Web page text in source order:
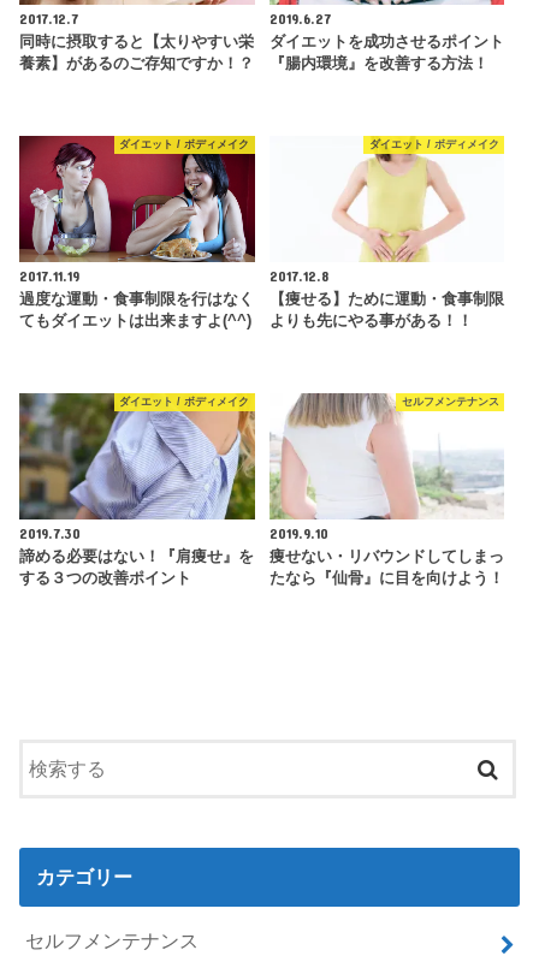
2017.12.7
同時に摂取すると【太りやすい栄
養素】があるのご存知ですか！？
2019.6.27
ダイエットを成功させるポイント
『腸内環境』を改善する方法！
ダイエット / ボディメイク
2017.11.19
過度な運動・食事制限を行はなく
てもダイエットは出来ますよ(^^)
ダイエット / ボディメイク
2017.12.8
【痩せる】ために運動・食事制限
よりも先にやる事がある！！
ダイエット / ボディメイク
2019.7.30
諦める必要はない！『肩痩せ』を
する３つの改善ポイント
セルフメンテナンス
2019.9.10
痩せない・リバウンドしてしまっ
たなら『仙骨』に目を向けよう！
カテゴリー
セルフメンテナンス